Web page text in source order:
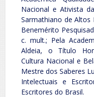
Nacional e Ativista
Sarmathiano de Altos
Benemérito
c. mult.; Pela
Aldeia, o Título
Cultura Nacional e
Mestre dos Saberes
Intelectuais e
Escritores do Brasil.